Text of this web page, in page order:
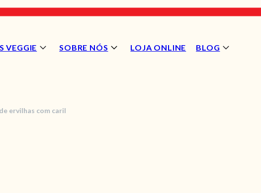
VEGGIE SOBRE NÓS LOJA ONLINE BLOG
ervilhas com caril